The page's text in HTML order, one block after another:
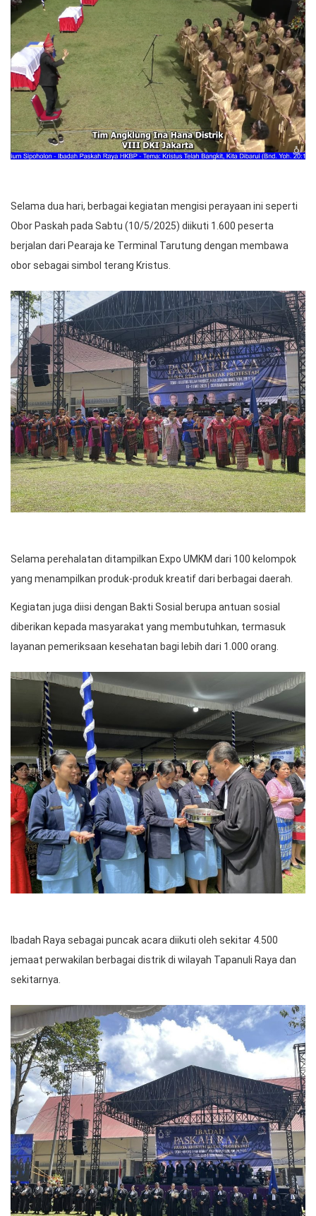
Selama dua hari, berbagai kegiatan mengisi perayaan ini seperti
Obor Paskah pada Sabtu (10/5/2025) diikuti 1.600 peserta
berjalan dari Pearaja ke Terminal Tarutung dengan membawa
obor sebagai simbol terang Kristus.
Selama perehalatan ditampilkan Expo UMKM dari 100 kelompok
yang menampilkan produk-produk kreatif dari berbagai daerah.
Kegiatan juga diisi dengan Bakti Sosial berupa antuan sosial
diberikan kepada masyarakat yang membutuhkan, termasuk
layanan pemeriksaan kesehatan bagi lebih dari 1.000 orang.
Ibadah Raya sebagai puncak acara diikuti oleh sekitar 4.500
jemaat perwakilan berbagai distrik di wilayah Tapanuli Raya dan
sekitarnya.